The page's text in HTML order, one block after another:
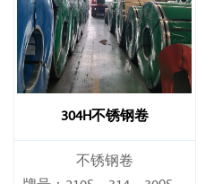
厚度：0.1mm - 150mm
304H不锈钢卷
不锈钢卷